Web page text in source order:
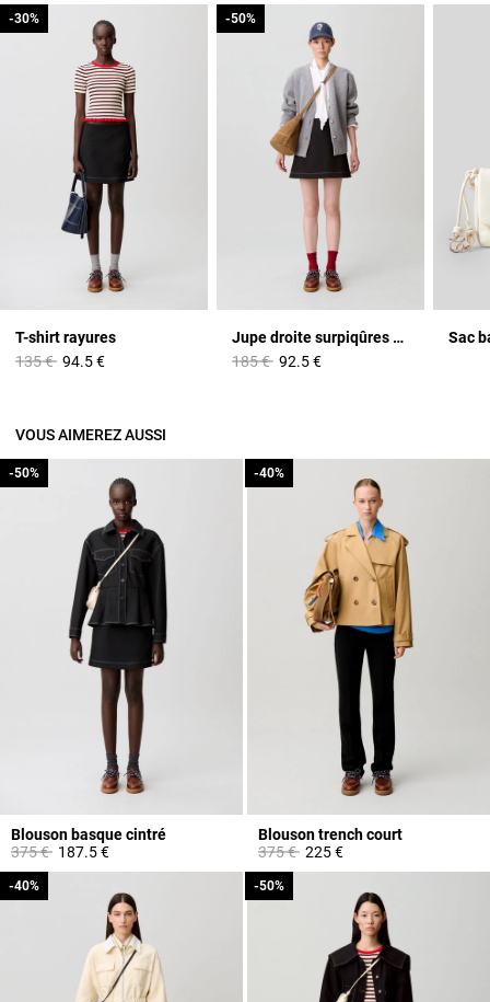
T-shirt rayures
Prix réduit à partir de
135 €à
-30%
94.5 €
-30%
Jupe droite surpiqûres contrastées
Prix réduit à partir de
185 €à
-50%
92.5 €
-50%
Sac
VOUS AIMEREZ AUSSI
Blouson basque cintré
Prix réduit à partir de
375 €à
-50%
187.5 €
-50%
Blouson trench court
Prix réduit à partir de
375 €à
-40%
225 €
-40%
-40%
-40% -50%
-50%